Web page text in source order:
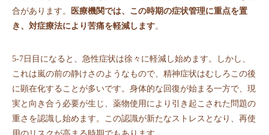
合があります。
医療機関では、この時期の症状管理に重点を置
き、対症療法により苦痛を軽減します。
5-7日目になると、急性症状は徐々に軽減し始めます。しかし、
これは嵐の前の静けさのようなもので、精神症状はむしろこの後
に顕在化することが多いです。身体的な回復が始まる一方で、現
実と向き合う必要が生じ、薬物使用により引き起こされた問題の
重さを認識し始めます。この認識が新たなストレスとなり、再使